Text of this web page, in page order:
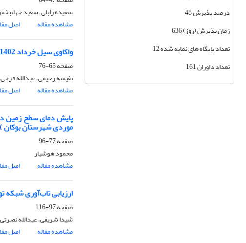
درصد پذیرش 48
زمان پذیرش (روز) 636
تعداد پایگاه های نمایه شده 12
تعداد داوران 161
سعیده زابلی، سعید
مشاهده مقاله
اصل
واکاوی سیل خرداد 1402 استان اردبیل با تاکید بر الگوهای سینوپتیکی
صفحه65-76
نفیسه رحیمی، عبدالله فرجی
مشاهده مقاله
اصل
پایش دمای سطح زمین در
موردی شهرستان بوکان )
صفحه77-96
محمود هوشیار
مشاهده مقاله
اصل
ارزیابی تاب‌آوری شبکه
صفحه97-116
شیدا شریفی، عبدالله
مشاهده مقاله
اصل